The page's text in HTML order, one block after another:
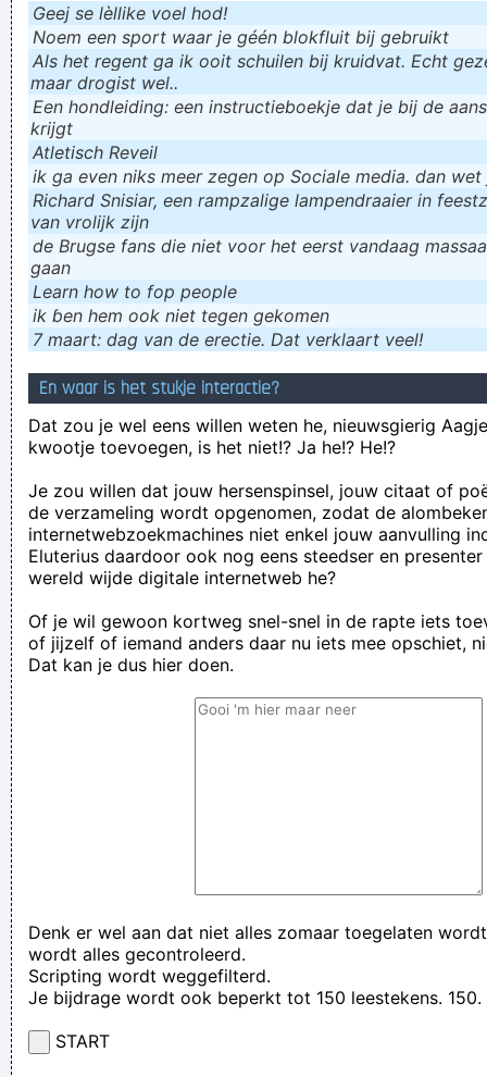
Geej se lèllike voel hod!
Noem een sport waar je géén blokfluit bij gebruikt
Als het regent ga ik ooit schuilen bij kruidvat. Echt
maar drogist wel..
Een hondleiding: een instructieboekje dat je bij de
krijgt
Atletisch Reveil
ik ga even niks meer zegen op Sociale media. dan
Richard Snisiar, een rampzalige lampendraaier in
van vrolijk zijn
de Brugse fans die niet voor het eerst vandaag
gaan
Learn how to fop people
ik ɓen hem ook niet tegen gekomen
7 maart: dag van de erectie. Dat verklaart veel!
En waar is het stukje interactie?
Dat zou je wel eens willen weten he, nieuwsgierig
kwootje toevoegen, is het niet!? Ja he!? He!?
Je zou willen dat jouw hersenspinsel, jouw citaat of
de verzameling wordt opgenomen, zodat de
internetwebzoekmachines niet enkel jouw aanvulling
Eluterius daardoor ook nog eens steedser en
wereld wijde digitale internetweb he?
Of je wil gewoon kortweg snel-snel in de rapte iets
of jijzelf of iemand anders daar nu iets mee opschiet,
Dat kan je dus hier doen.
Denk er wel aan dat niet alles zomaar toegelaten
wordt alles gecontroleerd.
Scripting wordt weggefilterd.
Je bijdrage wordt ook beperkt tot 150 leestekens. 150.
START